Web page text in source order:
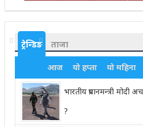
ट्रेन्डिङ ताजा
आज यो हप्ता यो महिना
भारतीय प्रधानमन्त्री
?